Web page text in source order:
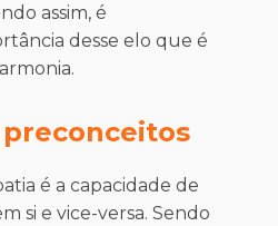
assim, é
desse elo que é
é a capacidade de
si e vice-versa. Sendo